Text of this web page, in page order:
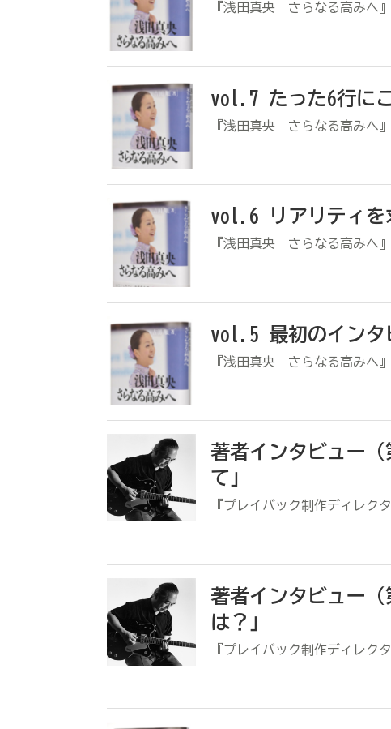
『浅田真央 さらなる高みへ
vol.7 たった6行にこ
『浅田真央 さらなる高みへ
vol.6 リアリティ
『浅田真央 さらなる高みへ
vol.5 最初のインタ
『浅田真央 さらなる高みへ
著者インタビュー
て」
『プレイバック制作ディレク
著者インタビュー
は？」
『プレイバック制作ディレク